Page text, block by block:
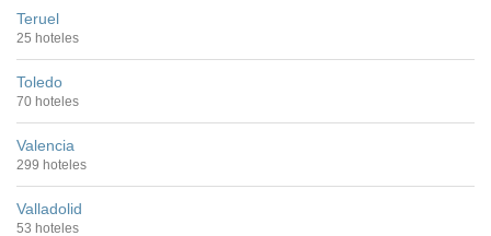
Teruel
25 hoteles
Toledo
70 hoteles
Valencia
299 hoteles
Valladolid
53 hoteles